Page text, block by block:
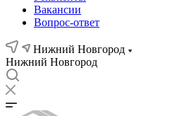
Вакансии
Вопрос-ответ
Нижний Новгород
Нижний Новгород